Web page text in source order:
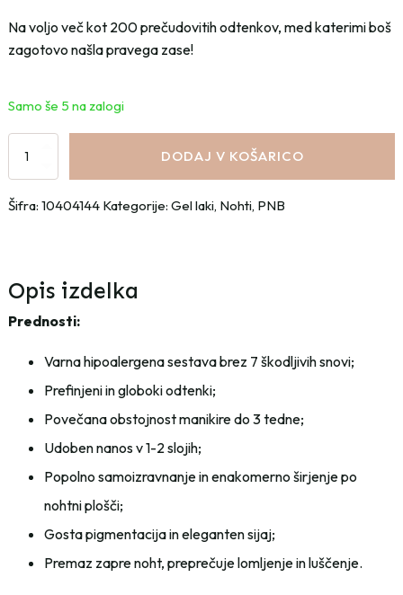
Na voljo več kot 200 prečudovitih odtenkov, med katerimi boš
zagotovo našla pravega zase!
Samo še 5 na zalogi
PNB
-
288
količina
DODAJ V KOŠARICO
Šifra: 10404144 Kategorije: Gel laki, Nohti, PNB
Opis izdelka
Prednosti:
Varna hipoalergena sestava brez 7 škodljivih snovi;
Prefinjeni in globoki odtenki;
Povečana obstojnost manikire do 3 tedne;
Udoben nanos v 1-2 slojih;
Popolno samoizravnanje in enakomerno širjenje po
nohtni plošči;
Gosta pigmentacija in eleganten sijaj;
Premaz zapre noht, preprečuje lomljenje in luščenje.